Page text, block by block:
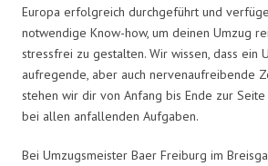
Europa erfolgreich durchgeführt und
notwendige Know-how, um deinen Umzug
stressfrei zu gestalten. Wir wissen, dass ein
aufregende, aber auch nervenaufreibende
stehen wir dir von Anfang bis Ende zur
bei allen anfallenden Aufgaben.
Bei Umzugsmeister Baer Freiburg im